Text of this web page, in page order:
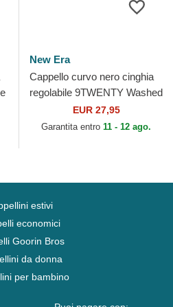
New Era
Cappello curvo nero cinghia
regolabile 9TWENTY Washed
dei Los Angeles Dodgers
MLB di New Era
EUR 27,95
Garantita entro 11 - 12 ago.
estivi
economici
Goorin Bros
da donna
per bambino